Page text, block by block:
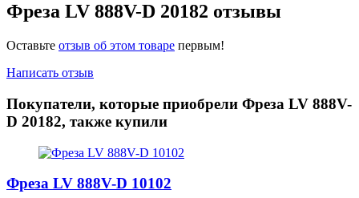
Фреза LV 888V-D 20182 отзывы
Оставьте отзыв об этом товаре первым!
Написать отзыв
Покупатели, которые приобрели Фреза LV 888V-
D 20182, также купили
Фреза LV 888V-D 10102